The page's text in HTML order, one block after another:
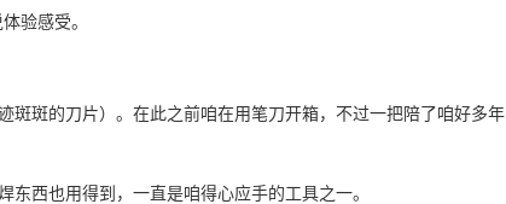
验感受。
斑斑的刀片）。在此之前咱在用笔刀开箱，不过一把陪了咱好多年
西也用得到，一直是咱得心应手的工具之一。